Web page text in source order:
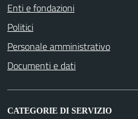
Enti e fondazioni
Politici
Personale amministrativo
Documenti e dati
CATEGORIE DI SERVIZIO